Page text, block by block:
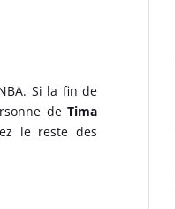
Si la fin de
deTima
le reste des